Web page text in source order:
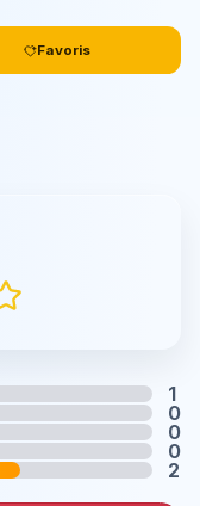
Favoris
1
0
0
0
2